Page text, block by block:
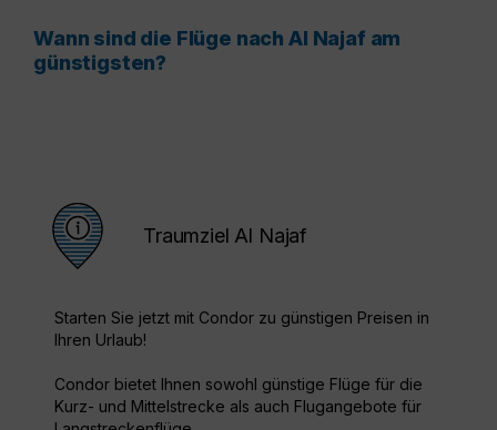
Wann sind die Flüge nach Al Najaf am
günstigsten?
Traumziel Al Najaf
Starten Sie jetzt mit Condor zu günstigen Preisen in
Ihren Urlaub!
Condor bietet Ihnen sowohl günstige Flüge für die
Kurz- und Mittelstrecke als auch Flugangebote für